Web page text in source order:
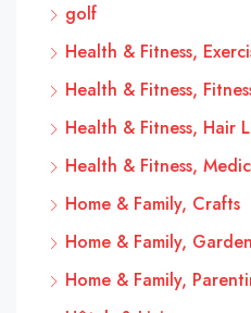
golf
Health & Fitness,
Health & Fitness,
Health & Fitness, Hair
Health & Fitness,
Home & Family, Crafts
Home & Family,
Home & Family,